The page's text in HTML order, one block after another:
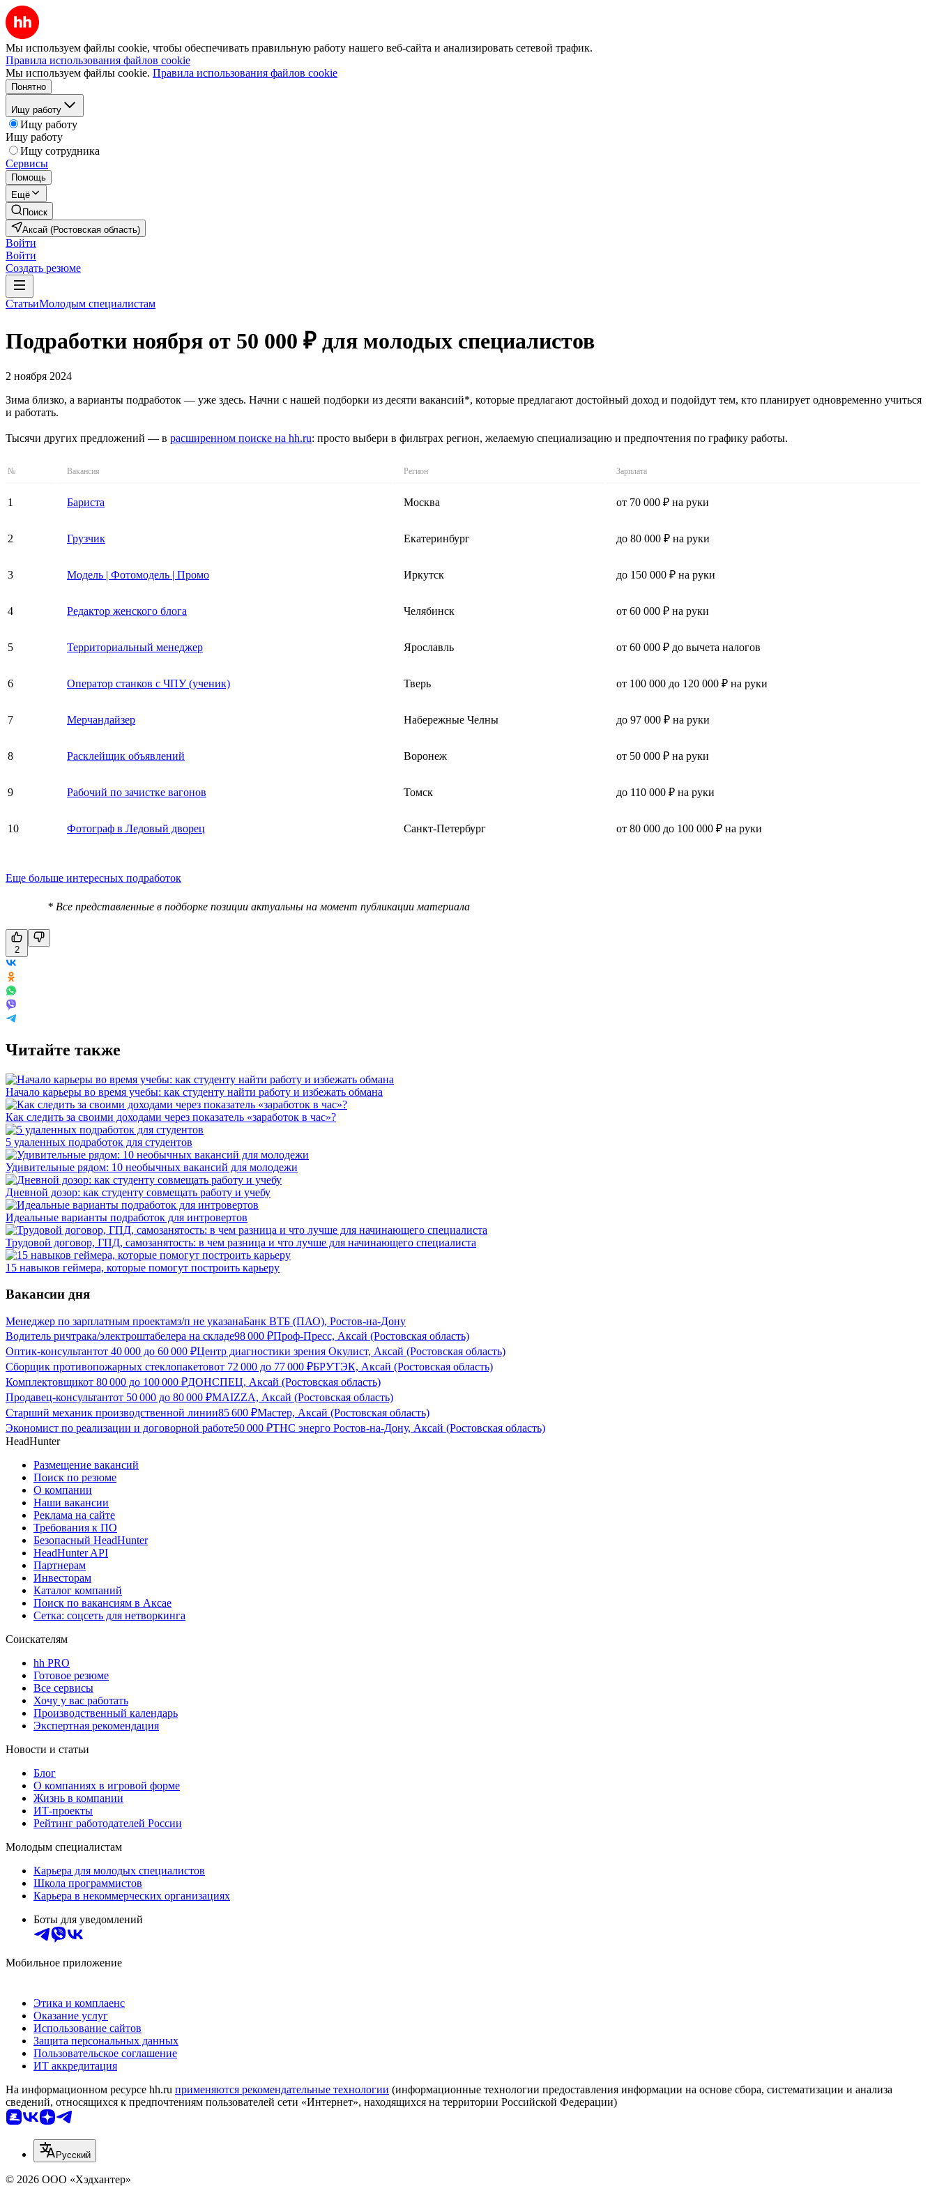
Мы используем файлы cookie, чтобы обеспечивать правильную работу нашего веб-сайта и анализировать сетевой трафик.
Правила использования файлов cookie
Мы используем файлы cookie. Правила использования файлов cookie
Понятно
Ищу работу
Ищу работу
Ищу работу
Ищу сотрудника
Сервисы
Помощь
Ещё
Поиск
Аксай (Ростовская область)
Войти
Войти
Создать резюме
СтатьиМолодым специалистам
Подработки ноября от 50 000 ₽ для молодых специалистов
2 ноября 2024
Зима близко, а варианты подработок — уже здесь. Начни с нашей подборки из десяти вакансий*, которые предлагают достойный доход и подойдут тем, кто планирует одновременно учиться
и работать.
Тысячи других предложений — в расширенном поиске на hh.ru: просто выбери в фильтрах регион, желаемую специализацию и предпочтения по графику работы.
№ Вакансия Регион Зарплата
1 Бариста Москва от 70 000 ₽ на руки
2 Грузчик Екатеринбург до 80 000 ₽ на руки
3 Модель | Фотомодель | Промо Иркутск до 150 000 ₽ на руки
4 Редактор женского блога Челябинск от 60 000 ₽ на руки
5 Территориальный менеджер Ярославль от 60 000 ₽ до вычета налогов
6 Оператор станков с ЧПУ (ученик) Тверь от 100 000 до 120 000 ₽ на руки
7 Мерчандайзер Набережные Челны до 97 000 ₽ на руки
8 Расклейщик объявлений Воронеж от 50 000 ₽ на руки
9 Рабочий по зачистке вагонов Томск до 110 000 ₽ на руки
10 Фотограф в Ледовый дворец Санкт-Петербург от 80 000 до 100 000 ₽ на руки
Еще больше интересных подработок
* Все представленные в подборке позиции актуальны на момент публикации материала
2
Читайте также
Начало карьеры во время учебы: как студенту найти работу и избежать обмана
Как следить за своими доходами через показатель «заработок в час»?
5 удаленных подработок для студентов
Удивительные рядом: 10 необычных вакансий для молодежи
Дневной дозор: как студенту совмещать работу и учебу
Идеальные варианты подработок для интровертов
Трудовой договор, ГПД, самозанятость: в чем разница и что лучше для начинающего специалиста
15 навыков геймера, которые помогут построить карьеру
Вакансии дня
Менеджер по зарплатным проектамз/п не указанаБанк ВТБ (ПАО), Ростов-на-Дону
Водитель ричтрака/электроштабелера на складе98 000 ₽Проф-Пресс, Аксай (Ростовская область)
Оптик-консультантот 40 000 до 60 000 ₽Центр диагностики зрения Окулист, Аксай (Ростовская область)
Сборщик противопожарных стеклопакетовот 72 000 до 77 000 ₽БРУТЭК, Аксай (Ростовская область)
Комплектовщикот 80 000 до 100 000 ₽ДОНСПЕЦ, Аксай (Ростовская область)
Продавец-консультантот 50 000 до 80 000 ₽MAIZZA, Аксай (Ростовская область)
Старший механик производственной линии85 600 ₽Мастер, Аксай (Ростовская область)
Экономист по реализации и договорной работе50 000 ₽ТНС энерго Ростов-на-Дону, Аксай (Ростовская область)
HeadHunter
Размещение вакансий
Поиск по резюме
О компании
Наши вакансии
Реклама на сайте
Требования к ПО
Безопасный HeadHunter
HeadHunter API
Партнерам
Инвесторам
Каталог компаний
Поиск по вакансиям в Аксае
Сетка: соцсеть для нетворкинга
Соискателям
hh PRO
Готовое резюме
Все сервисы
Хочу у вас работать
Производственный календарь
Экспертная рекомендация
Новости и статьи
Блог
О компаниях в игровой форме
Жизнь в компании
ИТ-проекты
Рейтинг работодателей России
Молодым специалистам
Карьера для молодых специалистов
Школа программистов
Карьера в некоммерческих организациях
Боты для уведомлений
Мобильное приложение
Этика и комплаенс
Оказание услуг
Использование сайтов
Защита персональных данных
Пользовательское соглашение
ИТ аккредитация
На информационном ресурсе hh.ru применяются рекомендательные технологии (информационные технологии предоставления информации на основе сбора, систематизации и анализа
сведений, относящихся к предпочтениям пользователей сети «Интернет», находящихся на территории Российской Федерации)
Русский
© 2026 ООО «Хэдхантер»